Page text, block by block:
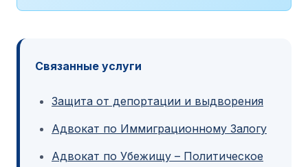
Связанные услуги
Защита от депортации и выдворения
Адвокат по Иммиграционному Залогу
Адвокат по Убежищу – Политическое